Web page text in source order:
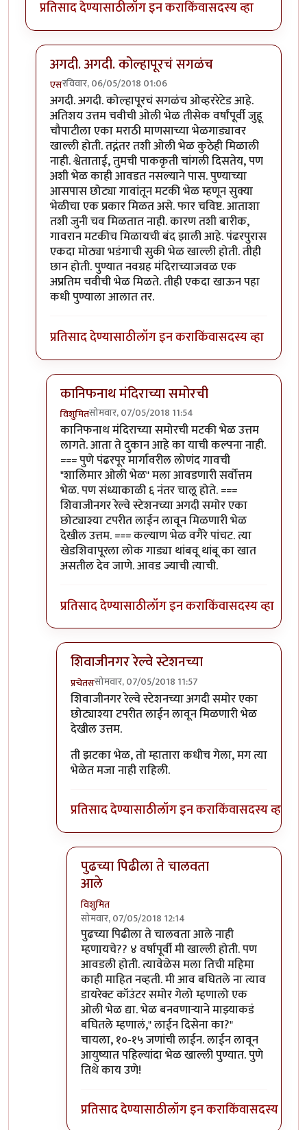
प्रतिसाद देण्यासाठीलॉग इन कराकिंवासदस्य व्हा
अगदी. अगदी. कोल्हापूरचं सगळंच
एसरविवार, 06/05/2018 01:06
In reply toही पाकृ एकदा घरी करुन बघायला पाहीजे
अगदी. अगदी. कोल्हापूरचं सगळंच ओव्हररेटेड आहे.
अतिशय उत्तम चवीची ओली भेळ तीसेक वर्षांपूर्वी जुहू
चौपाटीला एका मराठी माणसाच्या भेळगाड्यावर
खाल्ली होती. तद्नंतर तशी ओली भेळ कुठेही मिळाली
नाही. श्वेताताई, तुमची पाककृती चांगली दिसतेय, पण
अशी भेळ काही आवडत नसल्याने पास. पुण्याच्या
आसपास छोट्या गावांतून मटकी भेळ म्हणून सुक्या
भेळीचा एक प्रकार मिळत असे. फार चविष्ट. आताशा
तशी जुनी चव मिळतात नाही. कारण तशी बारीक,
गावरान मटकीच मिळायची बंद झाली आहे. पंढरपुरास
एकदा मोठ्या भडंगाची सुकी भेळ खाल्ली होती. तीही
छान होती. पुण्यात नवग्रह मंदिराच्याजवळ एक
अप्रतिम चवीची भेळ मिळते. तीही एकदा खाऊन पहा
कधी पुण्याला आलात तर.
प्रतिसाद देण्यासाठीलॉग इन कराकिंवासदस्य व्हा
कानिफनाथ मंदिराच्या समोरची
विशुमितसोमवार, 07/05/2018 11:54
In reply toअगदी. अगदी. कोल्हापूरचं सगळंचby
कानिफनाथ मंदिराच्या समोरची मटकी भेळ उत्तम
लागते. आता ते दुकान आहे का याची कल्पना नाही.
=== पुणे पंढरपूर मार्गावरील लोणंद गावची
"शालिमार ओली भेळ" मला आवडणारी सर्वोत्तम
भेळ. पण संध्याकाळी ६ नंतर चालू होते. ===
शिवाजीनगर रेल्वे स्टेशनच्या अगदी समोर एका
छोट्याश्या टपरीत लाईन लावून मिळणारी भेळ
देखील उत्तम. === कल्याण भेळ वगैरे पांचट. त्या
खेडशिवापूरला लोक गाड्या थांबवू थांबू का खात
असतील देव जाणे. आवड ज्याची त्याची.
प्रतिसाद देण्यासाठीलॉग इन कराकिंवासदस्य व्हा
शिवाजीनगर रेल्वे स्टेशनच्या
प्रचेतससोमवार, 07/05/2018 11:57
In reply toकानिफनाथ मंदिराच्या समोरचीby
शिवाजीनगर रेल्वे स्टेशनच्या अगदी समोर एका
छोट्याश्या टपरीत लाईन लावून मिळणारी भेळ
देखील उत्तम.
ती झटका भेळ, तो म्हातारा कधीच गेला, मग त्या
भेळेत मजा नाही राहिली.
प्रतिसाद देण्यासाठीलॉग इन कराकिंवासदस्य व्हा
पुढच्या पिढीला ते चालवता
आले
विशुमित
सोमवार, 07/05/2018 12:14
In reply toशिवाजीनगर रेल्वे स्टेशनच्या
पुढच्या पिढीला ते चालवता आले नाही
म्हणायचे?? ४ वर्षांपूर्वी मी खाल्ली होती. पण
आवडली होती. त्यावेळेस मला तिची महिमा
काही माहित नव्हती. मी आव बघितले ना त्याव
डायरेक्ट कॉउंटर समोर गेलो म्हणालो एक
ओली भेळ द्या. भेळ बनवणाऱ्याने माझ्याकडं
बघितले म्हणालं," लाईन दिसेना का?"
चायला, १०-१५ जणांची लाईन. लाईन लावून
आयुष्यात पहिल्यांदा भेळ खाल्ली पुण्यात. पुणे
तिथे काय उणे!
प्रतिसाद देण्यासाठीलॉग इन कराकिंवासदस्य व्हा